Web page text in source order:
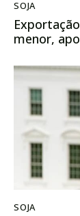
SOJA
menor,
SOJA